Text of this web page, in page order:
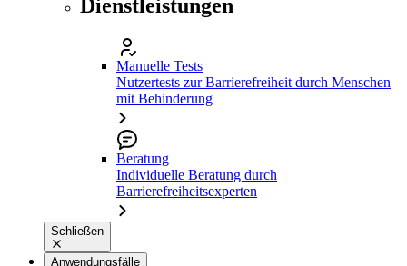
Dienstleistungen
Manuelle Tests
Nutzertests zur Barrierefreiheit durch Menschen
mit Behinderung
Beratung
Individuelle Beratung durch
Barrierefreiheitsexperten
Schließen
Anwendungsfälle